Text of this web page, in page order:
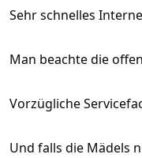
Sehr schnelles
Man beachte die
Vorzügliche
Und falls die Mädels